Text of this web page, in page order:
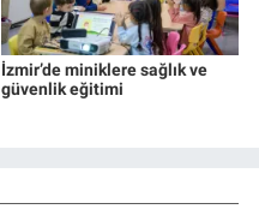
İzmir’de miniklere sağlık ve
güvenlik eğitimi